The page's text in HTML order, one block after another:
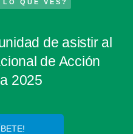
QUE VES?
de asistir al
de Acción
2025